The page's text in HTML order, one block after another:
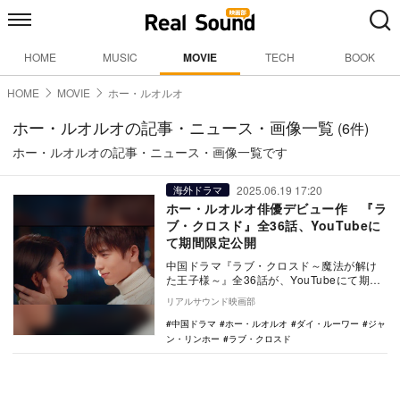
HOME MUSIC MOVIE TECH BOOK
HOME MOVIE ホー・ルオルオ
ホー・ルオルオの記事・ニュース・画像一覧 (6件)
ホー・ルオルオの記事・ニュース・画像一覧です
海外ドラマ 2025.06.19 17:20
ホー・ルオルオ俳優デビュー作 『ラ
ブ・クロスド』全36話、YouTubeに
て期間限定公開
中国ドラマ『ラブ・クロスド～魔法が解け
た王子様～』全36話が、YouTubeにて期間
限定で特別公開された。 本作は、年越し
の…
リアルサウンド映画部
中国ドラマ
ホー・ルオルオ ダイ・ルーワー
ジャ
ン・リンホー
ラブ・クロスド